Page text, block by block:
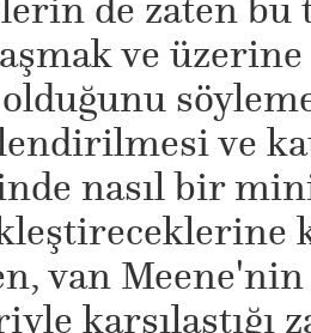
ve
ve
nasıl bir
van
karşılaştığı